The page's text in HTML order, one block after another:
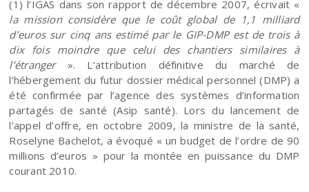
(1) l’IGAS dans son rapport de décembre 2007, écrivait «
la mission considère que le coût global de 1,1 milliard
d’euros sur cinq ans estimé par le GIP-DMP est de trois à
dix fois moindre que celui des chantiers similaires à
l’étranger». L’attribution définitive du marché de
l’hébergement du futur dossier médical personnel (DMP) a
été confirmée par l’agence des systèmes d’information
partagés de santé (Asip santé). Lors du lancement de
l’appel d’offre, en octobre 2009, la ministre de la santé,
Roselyne Bachelot, a évoqué « un budget de l’ordre de 90
millions d’euros » pour la montée en puissance du DMP
courant 2010.